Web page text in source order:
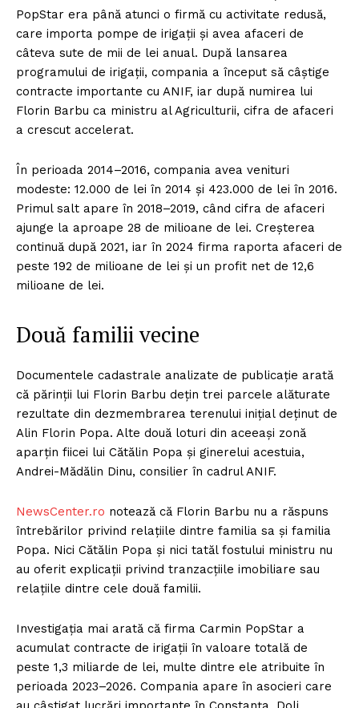
PopStar era până atunci o firmă cu activitate redusă,
care importa pompe de irigații și avea afaceri de
câteva sute de mii de lei anual. După lansarea
programului de irigații, compania a început să câștige
contracte importante cu ANIF, iar după numirea lui
Florin Barbu ca ministru al Agriculturii, cifra de afaceri
a crescut accelerat.
În perioada 2014–2016, compania avea venituri
modeste: 12.000 de lei în 2014 și 423.000 de lei în 2016.
Primul salt apare în 2018–2019, când cifra de afaceri
ajunge la aproape 28 de milioane de lei. Creșterea
continuă după 2021, iar în 2024 firma raporta afaceri de
peste 192 de milioane de lei și un profit net de 12,6
milioane de lei.
Două familii vecine
Documentele cadastrale analizate de publicație arată
că părinții lui Florin Barbu dețin trei parcele alăturate
rezultate din dezmembrarea terenului inițial deținut de
Alin Florin Popa. Alte două loturi din aceeași zonă
aparțin fiicei lui Cătălin Popa și ginerelui acestuia,
Andrei-Mădălin Dinu, consilier în cadrul ANIF.
NewsCenter.ro notează că Florin Barbu nu a răspuns
întrebărilor privind relațiile dintre familia sa și familia
Popa. Nici Cătălin Popa și nici tatăl fostului ministru nu
au oferit explicații privind tranzacțiile imobiliare sau
relațiile dintre cele două familii.
Investigația mai arată că firma Carmin PopStar a
acumulat contracte de irigații în valoare totală de
peste 1,3 miliarde de lei, multe dintre ele atribuite în
perioada 2023–2026. Compania apare în asocieri care